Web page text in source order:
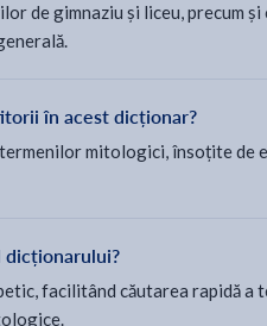
de gimnaziu și liceu,
în acest dicționar?
mitologici, însoțite
facilitând căutarea rapidă